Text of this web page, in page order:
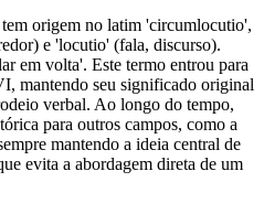
origem no latim 'circumlocutio',
e 'locutio' (fala, discurso).
em volta'. Este termo entrou para
mantendo seu significado original
verbal. Ao longo do tempo,
para outros campos, como a
mantendo a ideia central de
evita a abordagem direta de um